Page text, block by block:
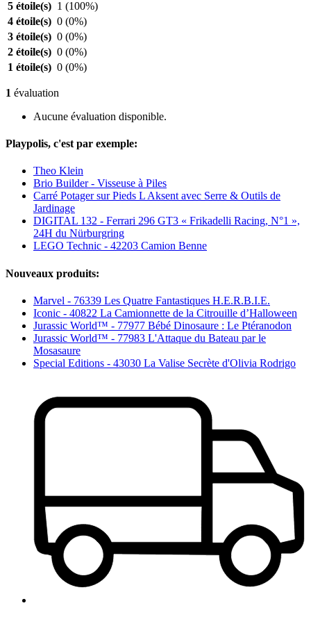
5 étoile(s) 1 (100%)
4 étoile(s) 0 (0%)
3 étoile(s) 0 (0%)
2 étoile(s) 0 (0%)
1 étoile(s) 0 (0%)
1 évaluation
Aucune évaluation disponible.
Playpolis, c'est par exemple:
Theo Klein
Brio Builder - Visseuse à Piles
Carré Potager sur Pieds L Aksent avec Serre & Outils de
Jardinage
DIGITAL 132 - Ferrari 296 GT3 « Frikadelli Racing, N°1 »,
24H du Nürburgring
LEGO Technic - 42203 Camion Benne
Nouveaux produits:
Marvel - 76339 Les Quatre Fantastiques H.E.R.B.I.E.
Iconic - 40822 La Camionnette de la Citrouille d’Halloween
Jurassic World™ - 77977 Bébé Dinosaure : Le Ptéranodon
Jurassic World™ - 77983 L'Attaque du Bateau par le
Mosasaure
Special Editions - 43030 La Valise Secrète d'Olivia Rodrigo